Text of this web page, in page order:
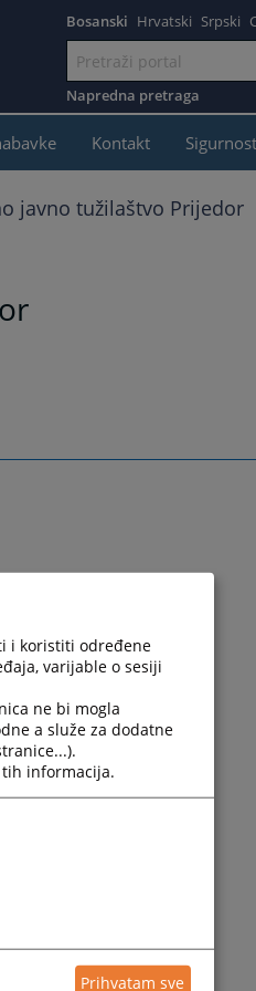
Bosanski Hrvatski Srpski
Napredna pretraga
Kontakt
javno tužilaštvo Prijedor
i koristiti određene
varijable o sesiji
ne bi mogla
a služe za dodatne
informacija.
Prihvatam sve